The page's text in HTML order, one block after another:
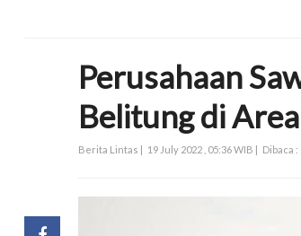
Perusahaan
Belitung di
Berita Lintas | 19 July 2022 , 05:36 WIB | Dibaca :